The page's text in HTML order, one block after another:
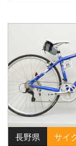
長野県